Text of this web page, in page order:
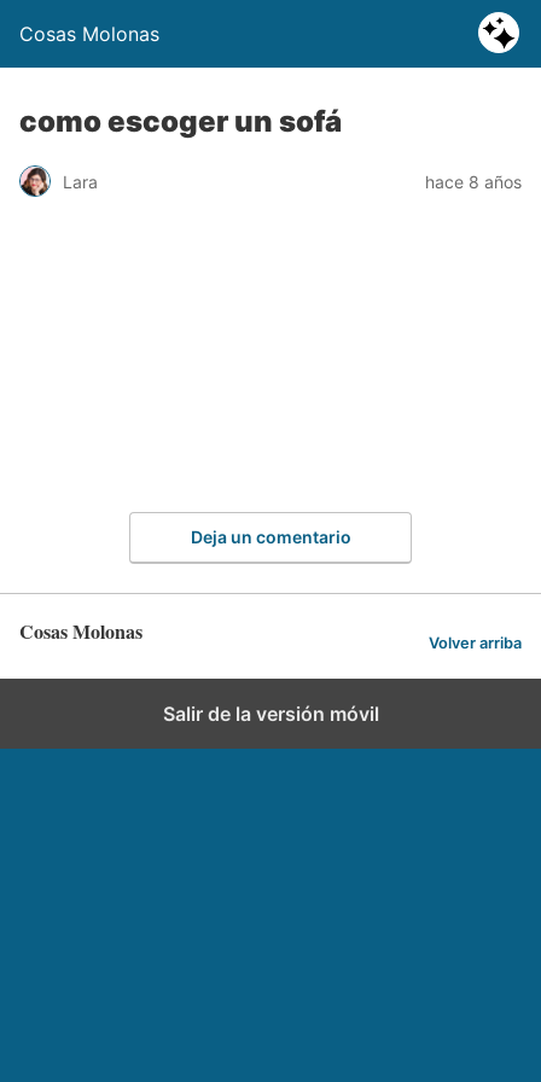
Cosas Molonas
como escoger un sofá
Lara hace 8 años
Deja un comentario
Cosas Molonas Volver arriba
Salir de la versión móvil